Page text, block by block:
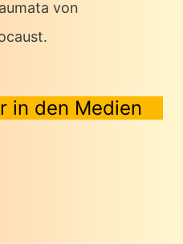
von
in den Medien